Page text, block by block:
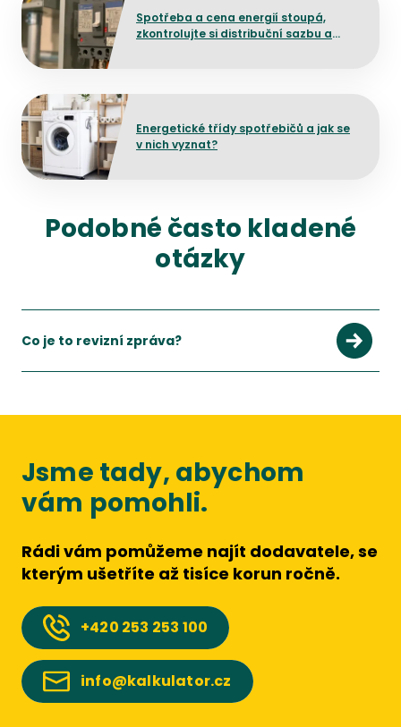
Spotřeba a cena energií stoupá,
zkontrolujte si distribuční sazbu a
Energetické třídy spotřebičů a jak se
v nich vyznat?
Přejít na detail článku
Podobné často kladené
otázky
Co je to revizní zpráva?
Jsme tady, abychom
vám pomohli.
Rádi vám pomůžeme najít dodavatele, se
kterým ušetříte až tisíce korun ročně.
+420 253 253 100
info@kalkulator.cz